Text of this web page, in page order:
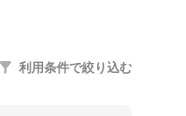
利用条件で絞り込む